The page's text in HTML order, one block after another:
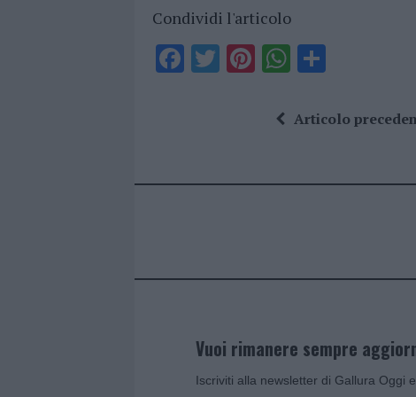
Condividi l'articolo
F T Pi
te
W
ata
Articolo
Vuoi rimanere sempre
Iscriviti alla newsletter di Gallura Oggi